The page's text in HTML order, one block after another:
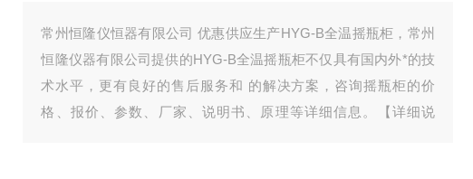
常州恒隆仪恒器有限公司 优惠供应生产HYG-B全温摇瓶柜，常州
恒隆仪器有限公司提供的HYG-B全温摇瓶柜不仅具有国内外*的技
术水平，更有良好的售后服务和 的解决方案，咨询摇瓶柜的价
格、报价、参数、厂家、说明书、原理等详细信息。【详细说